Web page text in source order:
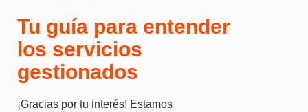
Tu guía para entender
los servicios
gestionados
¡Gracias por tu interés! Estamos